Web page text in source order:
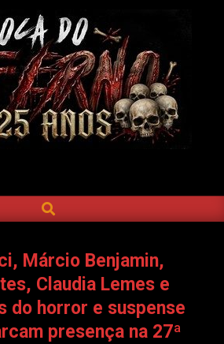
SEARCH
Márcio Benjamin,
Claudia Lemes e
do horror e suspense
presença na 27ª